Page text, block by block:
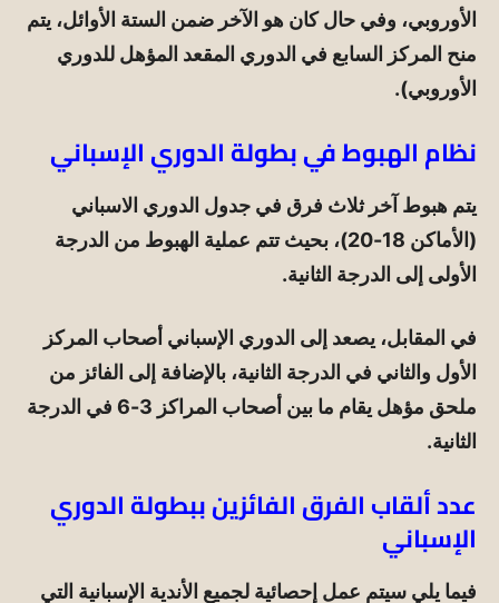
الأوروبي، وفي حال كان هو الآخر ضمن الستة الأوائل، يتم
منح المركز السابع في الدوري المقعد المؤهل للدوري
الأوروبي).
نظام الهبوط في بطولة الدوري الإسباني
يتم هبوط آخر ثلاث فرق في جدول الدوري الاسباني
(الأماكن 18-20)، بحيث تتم عملية الهبوط من الدرجة
الأولى إلى الدرجة الثانية.
في المقابل، يصعد إلى الدوري الإسباني أصحاب المركز
الأول والثاني في الدرجة الثانية، بالإضافة إلى الفائز من
ملحق مؤهل يقام ما بين أصحاب المراكز 3-6 في الدرجة
الثانية.
عدد ألقاب الفرق الفائزين ببطولة الدوري
الإسباني
فيما يلي سيتم عمل إحصائية لجميع الأندية الإسبانية التي